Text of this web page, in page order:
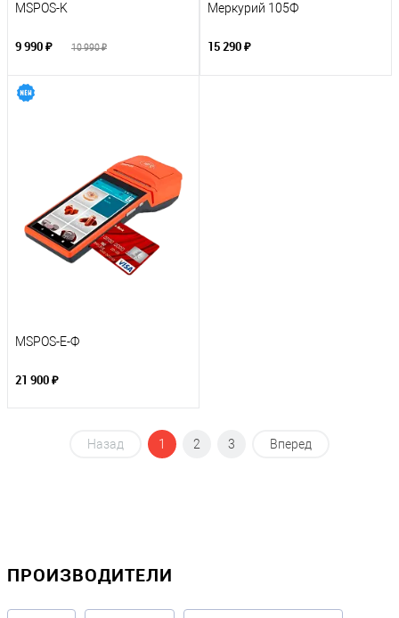
MSPOS-K
9 990 ₽ 10 990 ₽
Меркурий 105Ф
15 290 ₽
MSPOS-E-Ф
21 900 ₽
Назад 1 2 3 Вперед
ПРОИЗВОДИТЕЛИ